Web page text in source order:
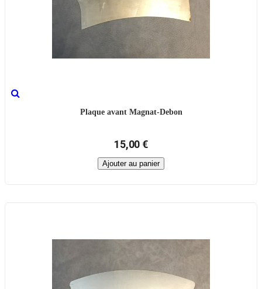
Plaque avant Magnat-Debon
15,00 €
Ajouter au panier